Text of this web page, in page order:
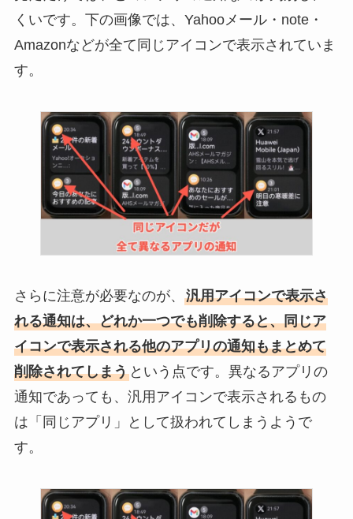
くいです。下の画像では、Yahooメール・note・
Amazonなどが全て同じアイコンで表示されていま
す。
さらに注意が必要なのが、 汎用アイコンで表示さ
れる通知は、どれか一つでも削除すると、同じア
イコンで表示される他のアプリの通知もまとめて
削除されてしまうという点です。異なるアプリの
通知であっても、汎用アイコンで表示されるもの
は「同じアプリ」として扱われてしまうようで
す。